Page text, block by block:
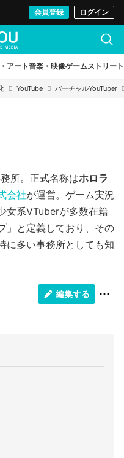
会員登録 ログイン
アート音楽・映像ゲームストリート
YouTube バーチャルYouTuber
所。正式名称はホロラ
会社が運営。ゲーム実況
女系VTuberが多数在籍
」と定義しており、その
に多い事務所としても知
編集する